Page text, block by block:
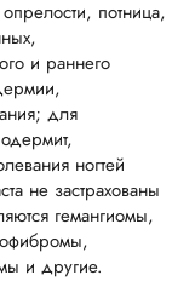
потница,
и раннего
для
ногтей
не застрахованы
гемангиомы,
и другие.